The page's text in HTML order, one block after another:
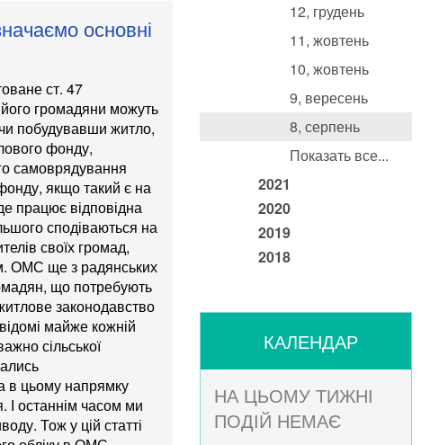
основні
ст. 47
громадяни можуть
побудувавши житло,
фонду,
самоврядування
якщо такий є на
працює відповідна
сподіваються на
своїх громад,
ОМС ще з радянських
що потребують
законодавство
майже кожній
сільської
в цьому напрямку
І останнім часом ми
Тож у цій статті
12, грудень
11, жовтень
10, жовтень
9, вересень
8, серпень
Показать все...
2021
2020
2019
2018
КАЛЕНДАР
НА ЦЬОМУ ТИЖНІ
ПОДІЙ НЕМАЄ